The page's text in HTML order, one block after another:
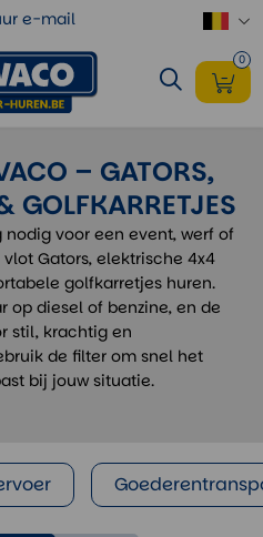
e-mail
0
– GATORS,
GOLFKARRETJES
voor een event, werf of
Gators, elektrische 4x4
golfkarretjes huren.
op diesel of benzine, en de
stil, krachtig en
de filter om snel het
bij jouw situatie.